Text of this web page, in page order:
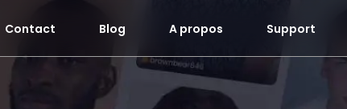
Contact Blog A propos Support